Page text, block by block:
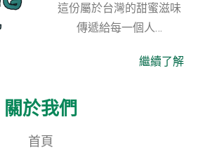
這份屬於台灣的甜蜜滋味
傳遞給每一個人…
繼續了解
關於我們
首頁